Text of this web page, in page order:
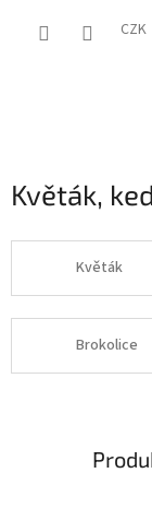
CZK
Květák,
Květák
Brokolice